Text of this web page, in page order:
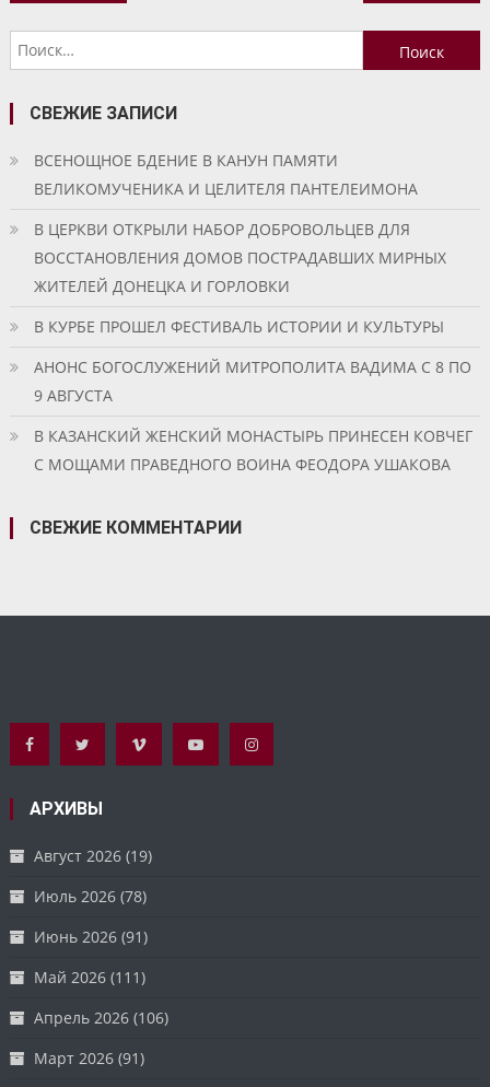
по
записям
Найти:
СВЕЖИЕ ЗАПИСИ
ВСЕНОЩНОЕ БДЕНИЕ В КАНУН ПАМЯТИ
ВЕЛИКОМУЧЕНИКА И ЦЕЛИТЕЛЯ ПАНТЕЛЕИМОНА
В ЦЕРКВИ ОТКРЫЛИ НАБОР ДОБРОВОЛЬЦЕВ ДЛЯ
ВОССТАНОВЛЕНИЯ ДОМОВ ПОСТРАДАВШИХ МИРНЫХ
ЖИТЕЛЕЙ ДОНЕЦКА И ГОРЛОВКИ
В КУРБЕ ПРОШЕЛ ФЕСТИВАЛЬ ИСТОРИИ И КУЛЬТУРЫ
АНОНС БОГОСЛУЖЕНИЙ МИТРОПОЛИТА ВАДИМА С 8 ПО
9 АВГУСТА
В КАЗАНСКИЙ ЖЕНСКИЙ МОНАСТЫРЬ ПРИНЕСЕН КОВЧЕГ
С МОЩАМИ ПРАВЕДНОГО ВОИНА ФЕОДОРА УШАКОВА
СВЕЖИЕ КОММЕНТАРИИ
АРХИВЫ
Август 2026 (19)
Июль 2026 (78)
Июнь 2026 (91)
Май 2026 (111)
Апрель 2026 (106)
Март 2026 (91)